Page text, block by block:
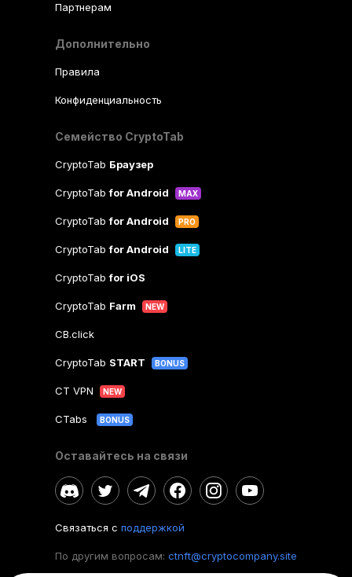
Партнерам
Дополнительно
Правила
Конфиденциальность
Семейство CryptoTab
CryptoTab Браузер
CryptoTabfor Android MAX
CryptoTabfor Android PRO
CryptoTabfor Android LITE
CryptoTabfor iOS
CryptoTab Farm NEW
CB.click
CryptoTab START BONUS
CT VPN NEW
CTabs BONUS
Оставайтесь на связи
Связаться с поддержкой
По другим вопросам: ctnft@cryptocompany.site